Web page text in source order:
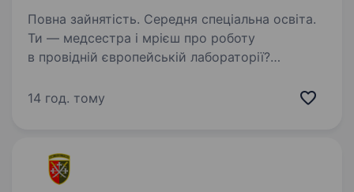
Повна зайнятість. Середня спеціальна освіта.
Ти — медсестра і мрієш про роботу
в провідній європейській лабораторії?
Що ми пропонуємо? Робота поруч з домом —
14 год. тому